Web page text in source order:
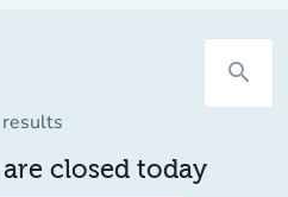
search
results
closed today